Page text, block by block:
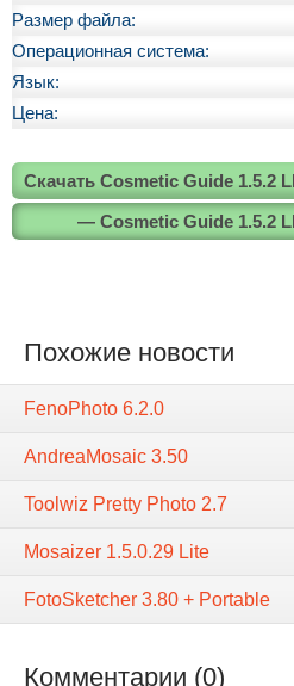
Размер файла:
Операционная система:
Язык:
Цена:
Скачать Cosmetic Guide 1.5.2
— Cosmetic Guide 1.5.2
Похожие новости
FenoPhoto 6.2.0
AndreaMosaic 3.50
Toolwiz Pretty Photo 2.7
Mosaizer 1.5.0.29 Lite
FotoSketcher 3.80 + Portable
Комментарии (0)